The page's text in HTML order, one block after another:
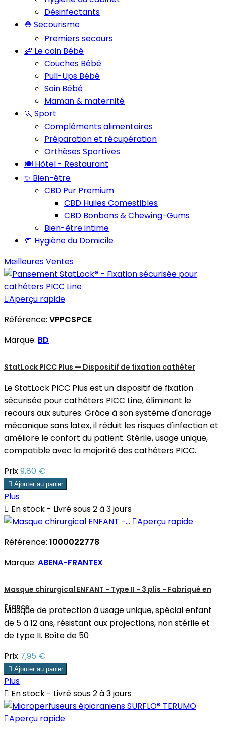
Désinfectants
⛑️ Secourisme
Premiers secours
👶 Le coin Bébé
Couches Bébé
Pull-Ups Bébé
Soin Bébé
Maman & maternité
🏃 Sport
Compléments alimentaires
Préparation et récupération
Orthèses Sportives
🍽️ Hôtel - Restaurant
✨ Bien-être
CBD Pur Premium
CBD Huiles Comestibles
CBD Bonbons & Chewing-Gums
Bien-être intime
🧼 Hygiène du Domicile
Meilleures Ventes
Aperçu rapide
Référence: VPPCSPCE
Marque: BD
StatLock PICC Plus — Dispositif de fixation cathéter
Le StatLock PICC Plus est un dispositif de fixation
sécurisée pour cathéters PICC Line, éliminant le
recours aux sutures. Grâce à son système d'ancrage
mécanique sans latex, il réduit les risques d'infection et
améliore le confort du patient. Stérile, usage unique,
compatible avec la majorité des cathéters PICC.
Prix9,80 €
 Ajouter au panier
Plus
 En stock - Livré sous 2 à 3 jours
Aperçu rapide
Référence: 1000022778
Marque: ABENA-FRANTEX
Masque chirurgical ENFANT - Type II - 3 plis - Fabriqué en
France
Masque de protection à usage unique, spécial enfant
de 5 à 12 ans, résistant aux projections, non stérile et
de type II. Boîte de 50
Prix 7,95 €
 Ajouter au panier
Plus
 En stock - Livré sous 2 à 3 jours
Aperçu rapide